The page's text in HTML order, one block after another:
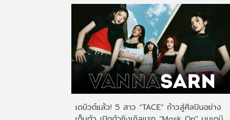
เดบิวต์แล้ว! 5 สาว “TACE” ก้าวสู่ศิลปินอย่าง